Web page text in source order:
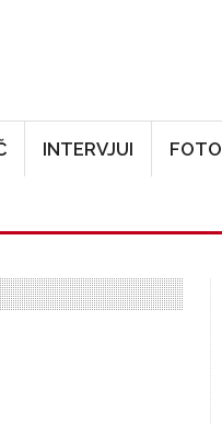
INTERVJUI FOTO